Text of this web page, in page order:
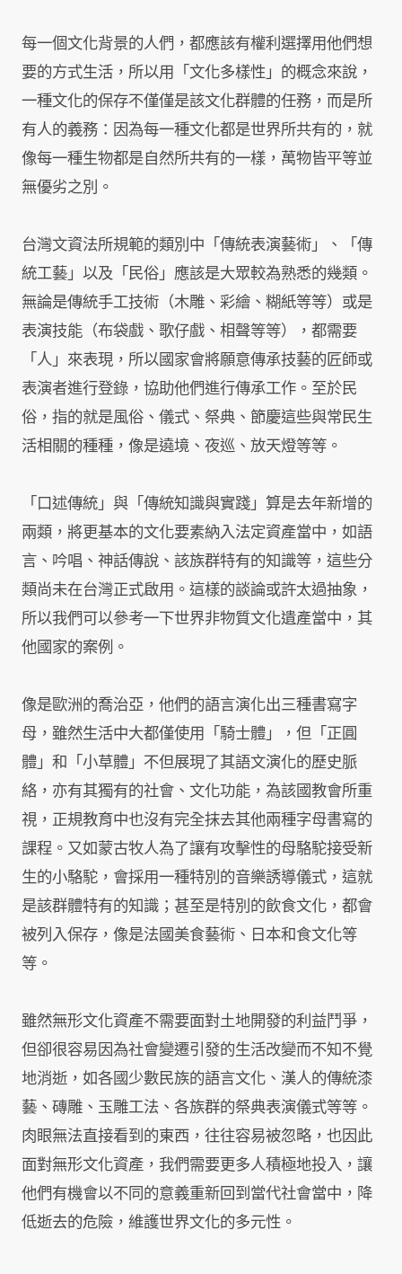
每一個文化背景的人們，都應該有權利選擇用他們想
要的方式生活，所以用「文化多樣性」的概念來說，
一種文化的保存不僅僅是該文化群體的任務，而是所
有人的義務：因為每一種文化都是世界所共有的，就
像每一種生物都是自然所共有的一樣，萬物皆平等並
無優劣之別。
台灣文資法所規範的類別中「傳統表演藝術」、「傳
統工藝」以及「民俗」應該是大眾較為熟悉的幾類。
無論是傳統手工技術（木雕、彩繪、糊紙等等）或是
表演技能（布袋戲、歌仔戲、相聲等等），都需要
「人」來表現，所以國家會將願意傳承技藝的匠師或
表演者進行登錄，協助他們進行傳承工作。至於民
俗，指的就是風俗、儀式、祭典、節慶這些與常民生
活相關的種種，像是遶境、夜巡、放天燈等等。
「口述傳統」與「傳統知識與實踐」算是去年新增的
兩類，將更基本的文化要素納入法定資產當中，如語
言、吟唱、神話傳說、該族群特有的知識等，這些分
類尚未在台灣正式啟用。這樣的談論或許太過抽象，
所以我們可以參考一下世界非物質文化遺產當中，其
他國家的案例。
像是歐洲的喬治亞，他們的語言演化出三種書寫字
母，雖然生活中大都僅使用「騎士體」，但「正圓
體」和「小草體」不但展現了其語文演化的歷史脈
絡，亦有其獨有的社會、文化功能，為該國教會所重
視，正規教育中也沒有完全抹去其他兩種字母書寫的
課程。又如蒙古牧人為了讓有攻擊性的母駱駝接受新
生的小駱駝，會採用一種特別的音樂誘導儀式，這就
是該群體特有的知識；甚至是特別的飲食文化，都會
被列入保存，像是法國美食藝術、日本和食文化等
等。
雖然無形文化資產不需要面對土地開發的利益鬥爭，
但卻很容易因為社會變遷引發的生活改變而不知不覺
地消逝，如各國少數民族的語言文化、漢人的傳統漆
藝、磚雕、玉雕工法、各族群的祭典表演儀式等等。
肉眼無法直接看到的東西，往往容易被忽略，也因此
面對無形文化資產，我們需要更多人積極地投入，讓
他們有機會以不同的意義重新回到當代社會當中，降
低逝去的危險，維護世界文化的多元性。